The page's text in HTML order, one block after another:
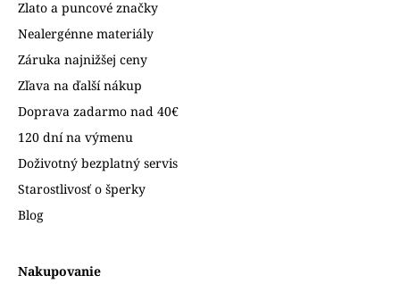
Zlato a puncové značky
Nealergénne materiály
Záruka najnižšej ceny
Zľava na ďalší nákup
Doprava zadarmo nad 40€
120 dní na výmenu
Doživotný bezplatný servis
Starostlivosť o šperky
Blog
Nakupovanie